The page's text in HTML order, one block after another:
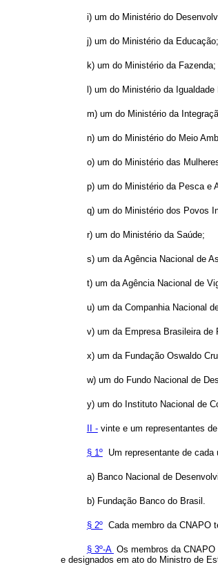
i) um do Ministério do
j) um do Ministério da Educação;
k) um do Ministério da Fazenda;
l) um do Ministério da Igualdade
m) um do Ministério da
n) um do Ministério do Meio
o) um do Ministério das
p) um do Ministério da Pesca e
q) um do Ministério dos Povos
r) um do Ministério da Saúde;
s) um da Agência Nacional de
t) um da Agência Nacional de
u) um da Companhia Nacional
v) um da Empresa Brasileira de
x) um da Fundação Oswaldo
w) um do Fundo Nacional de
y) um do Instituto Nacional de
II -vinte e um representantes
§ 1ºUm representante de cada
a) Banco Nacional de
b) Fundação Banco do Brasil.
§ 2ºCada membro da CNAPO
§ 3º-A Os membros da
e designados em ato do Ministro de